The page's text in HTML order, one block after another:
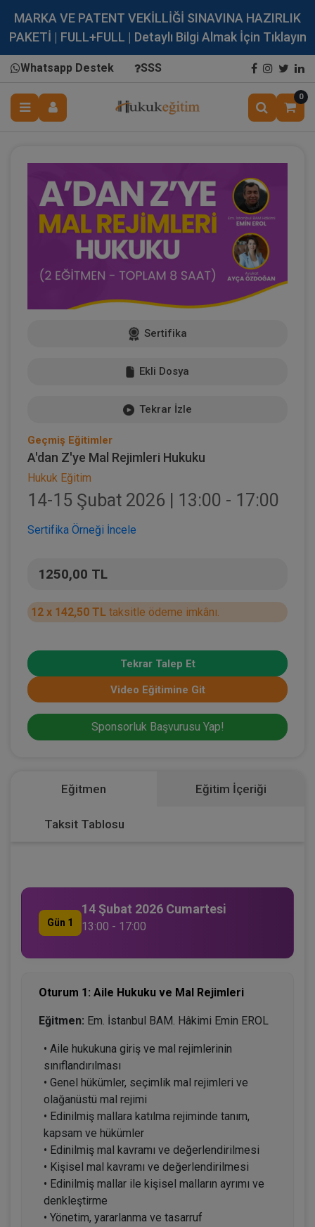
MARKA VE PATENT VEKİLLİĞİ SINAVINA HAZIRLIK
PAKETİ | FULL+FULL | Detaylı Bilgi Almak İçin Tıklayın
Whatsapp Destek SSS
0
Sertifika
Ekli Dosya
Tekrar İzle
Geçmiş Eğitimler
A'dan Z'ye Mal Rejimleri Hukuku
Hukuk Eğitim
14-15 Şubat 2026 | 13:00 - 17:00
Sertifika Örneği İncele
1250,00 TL
12 x 142,50 TL taksitle ödeme imkânı.
Tekrar Talep Et
Video Eğitimine Git
Sponsorluk Başvurusu Yap!
Eğitmen Eğitim İçeriği
Taksit Tablosu
Gün 1
14 Şubat 2026 Cumartesi
13:00 - 17:00
Oturum 1: Aile Hukuku ve Mal Rejimleri
Eğitmen: Em. İstanbul BAM. Hâkimi Emin EROL
• Aile hukukuna giriş ve mal rejimlerinin
sınıflandırılması
• Genel hükümler, seçimlik mal rejimleri ve
olağanüstü mal rejimi
• Edinilmiş mallara katılma rejiminde tanım,
kapsam ve hükümler
• Edinilmiş mal kavramı ve değerlendirilmesi
• Kişisel mal kavramı ve değerlendirilmesi
• Edinilmiş mallar ile kişisel malların ayrımı ve
denkleştirme
• Yönetim, yararlanma ve tasarruf